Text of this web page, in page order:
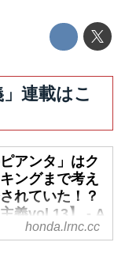
連載はこ
アンタ」はク
ングまで考え
れていた！？
主義vol.13】 - A
honda.lrnc.cc